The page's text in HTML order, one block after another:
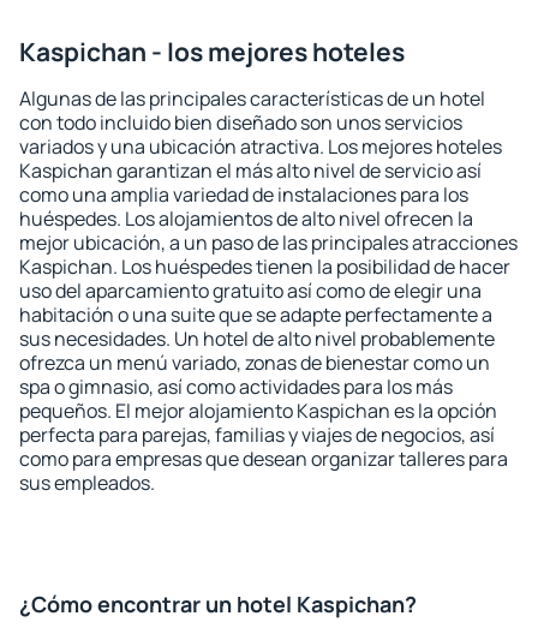
Kaspichan - los mejores hoteles
Algunas de las principales características de un hotel
con todo incluido bien diseñado son unos servicios
variados y una ubicación atractiva. Los mejores hoteles
Kaspichan garantizan el más alto nivel de servicio así
como una amplia variedad de instalaciones para los
huéspedes. Los alojamientos de alto nivel ofrecen la
mejor ubicación, a un paso de las principales atracciones
Kaspichan. Los huéspedes tienen la posibilidad de hacer
uso del aparcamiento gratuito así como de elegir una
habitación o una suite que se adapte perfectamente a
sus necesidades. Un hotel de alto nivel probablemente
ofrezca un menú variado, zonas de bienestar como un
spa o gimnasio, así como actividades para los más
pequeños. El mejor alojamiento Kaspichan es la opción
perfecta para parejas, familias y viajes de negocios, así
como para empresas que desean organizar talleres para
sus empleados.
¿Cómo encontrar un hotel Kaspichan?